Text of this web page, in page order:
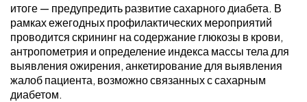
итоге — предупредить развитие сахарного диабета. В
рамках ежегодных профилактических мероприятий
проводится скрининг на содержание глюкозы в крови,
антропометрия и определение индекса массы тела для
выявления ожирения, анкетирование для выявления
жалоб пациента, возможно связанных с сахарным
диабетом.